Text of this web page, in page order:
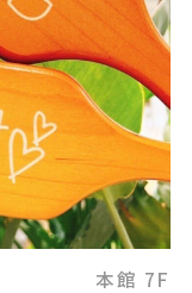
本館 7F